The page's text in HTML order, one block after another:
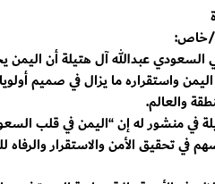
خاص:
عبدالله آل هتيلة أن اليمن
واستقراره ما يزال في صميم
والعالم.
في منشور له إن “اليمن في قلب
في تحقيق الأمن والاستقرار